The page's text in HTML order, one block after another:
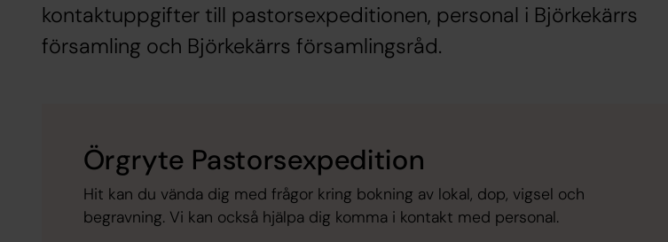
kontaktuppgifter till pastorsexpeditionen, personal i Björkekärrs
församling och Björkekärrs församlingsråd.
Örgryte Pastorsexpedition
Hit kan du vända dig med frågor kring bokning av lokal, dop, vigsel och
begravning. Vi kan också hjälpa dig komma i kontakt med personal.